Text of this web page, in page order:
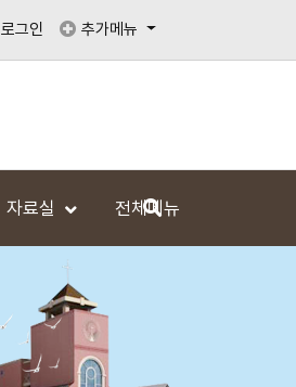
로그인 추가메뉴
자료실 전체메뉴